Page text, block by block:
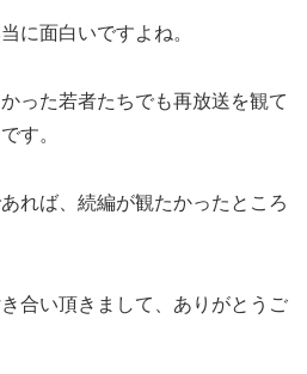
に面白いですよね。
った若者たちでも再放送を観て
す。
れば、続編が観たかったところ
合い頂きまして、ありがとうご